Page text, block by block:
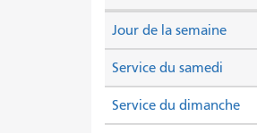
Service du samedi
Service du dimanche
Jour de la semaine